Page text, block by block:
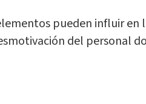
pueden influir en
del personal